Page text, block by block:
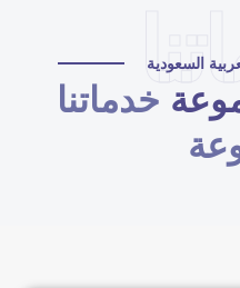
السعودية
خدماتنا